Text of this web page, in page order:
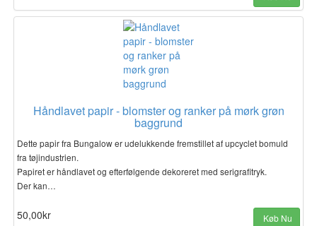
Håndlavet papir - blomster og ranker på mørk grøn
baggrund
Dette papir fra Bungalow er udelukkende fremstillet af upcyclet bomuld
fra tøjindustrien.
Papiret er håndlavet og efterfølgende dekoreret med serigrafitryk.
Der kan…
50,00kr Køb Nu